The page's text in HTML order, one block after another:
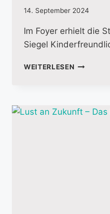
14. September 2024
Im Foyer erhielt die
Siegel
WEITERLESEN